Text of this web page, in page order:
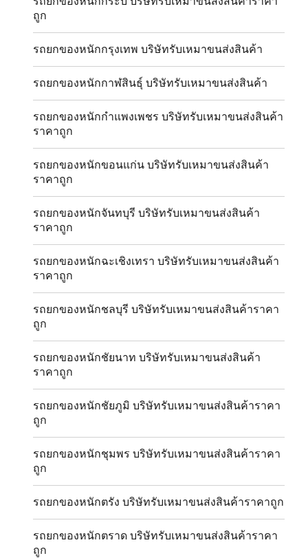
ถูก
รถยกของหนักกรุงเทพ บริษัทรับเหมาขนส่งสินค้า
รถยกของหนักกาฬสินธุ์ บริษัทรับเหมาขนส่งสินค้า
รถยกของหนักกำแพงเพชร บริษัทรับเหมาขนส่งสินค้า
ราคาถูก
รถยกของหนักขอนแก่น บริษัทรับเหมาขนส่งสินค้า
ราคาถูก
รถยกของหนักจันทบุรี บริษัทรับเหมาขนส่งสินค้า
ราคาถูก
รถยกของหนักฉะเชิงเทรา บริษัทรับเหมาขนส่งสินค้า
ราคาถูก
รถยกของหนักชลบุรี บริษัทรับเหมาขนส่งสินค้าราคา
ถูก
รถยกของหนักชัยนาท บริษัทรับเหมาขนส่งสินค้า
ราคาถูก
รถยกของหนักชัยภูมิ บริษัทรับเหมาขนส่งสินค้าราคา
ถูก
รถยกของหนักชุมพร บริษัทรับเหมาขนส่งสินค้าราคา
ถูก
รถยกของหนักตรัง บริษัทรับเหมาขนส่งสินค้าราคาถูก
รถยกของหนักตราด บริษัทรับเหมาขนส่งสินค้าราคา
ถูก